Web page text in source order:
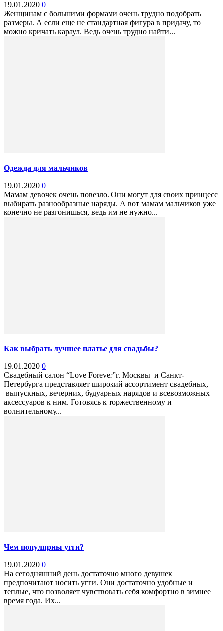
19.01.2020 0
Женщинам с большими формами очень трудно подобрать
размеры. А если еще не стандартная фигура в придачу, то
можно кричать караул. Ведь очень трудно найти...
Одежда для мальчиков
19.01.2020 0
Мамам девочек очень повезло. Они могут для своих принцесс
выбирать разнообразные наряды. А вот мамам мальчиков уже
конечно не разгонишься, ведь им не нужно...
Как выбрать лучшее платье для свадьбы?
19.01.2020 0
Свадебный салон “Love Forever”г. Москвы и Санкт-
Петербурга представляет широкий ассортимент свадебных,
выпускных, вечерних, будуарных нарядов и всевозможных
аксессуаров к ним. Готовясь к торжественному и
волнительному...
Чем популярны угги?
19.01.2020 0
На сегодняшний день достаточно много девушек
предпочитают носить угги. Они достаточно удобные и
теплые, что позволяет чувствовать себя комфортно в зимнее
время года. Их...